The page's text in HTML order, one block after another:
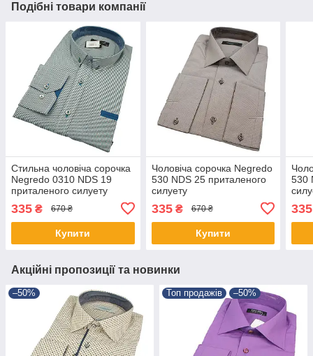
Подібні товари компанії
Стильна чоловіча сорочка
Negredo 0310 NDS 19
приталеного силуету
335 ₴ 670 ₴
Купити
Чоловіча сорочка Negredo
530 NDS 25 приталеного
силуету
335₴ 670 ₴
Купити
530
335
Акційні пропозиції та новинки
–50% Топ продажів –50%